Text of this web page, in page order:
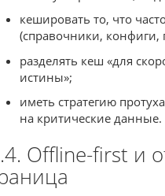
кешировать то, что
(справочники, конфиги,
разделять кеш «для
истины»;
иметь стратегию
на критические данные.
Offline-first и